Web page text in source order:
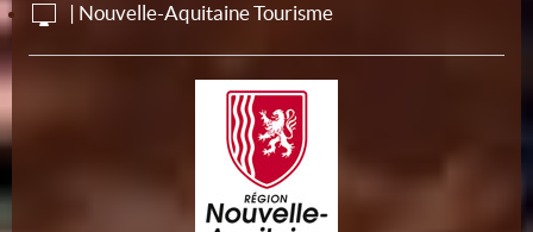
| Nouvelle-Aquitaine Tourisme